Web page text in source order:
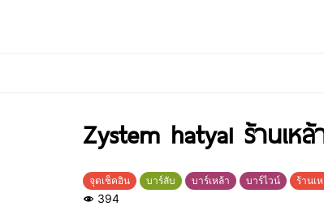
Zystem hatyai ร้านเห
จุดเช็คอิน บาร์ลับ บาร์เหล้า บาร์ไวน์ ร้านเ
394